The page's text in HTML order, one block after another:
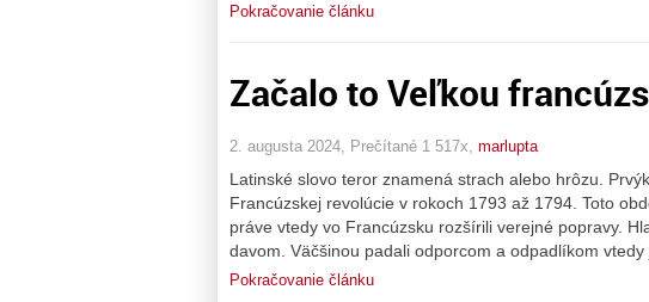
Pokračovanie článku
Začalo to Veľkou
2. augusta 2024, Prečítané 1 517x, marlupta
Latinské slovo teror znamená strach alebo hrôzu.
Francúzskej revolúcie v rokoch 1793 až 1794. Toto
práve vtedy vo Francúzsku rozšírili verejné popravy.
davom. Väčšinou padali odporcom a odpadlíkom
Pokračovanie článku